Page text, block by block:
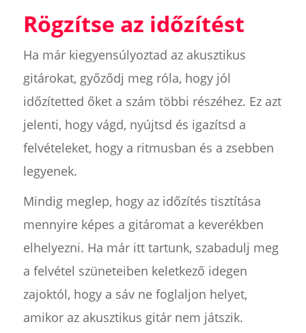
Rögzítse az időzítést
Ha már kiegyensúlyoztad az akusztikus
gitárokat, győződj meg róla, hogy jól
időzítetted őket a szám többi részéhez. Ez azt
jelenti, hogy vágd, nyújtsd és igazítsd a
felvételeket, hogy a ritmusban és a zsebben
legyenek.
Mindig meglep, hogy az időzítés tisztítása
mennyire képes a gitáromat a keverékben
elhelyezni. Ha már itt tartunk, szabadulj meg
a felvétel szüneteiben keletkező idegen
zajoktól, hogy a sáv ne foglaljon helyet,
amikor az akusztikus gitár nem játszik.